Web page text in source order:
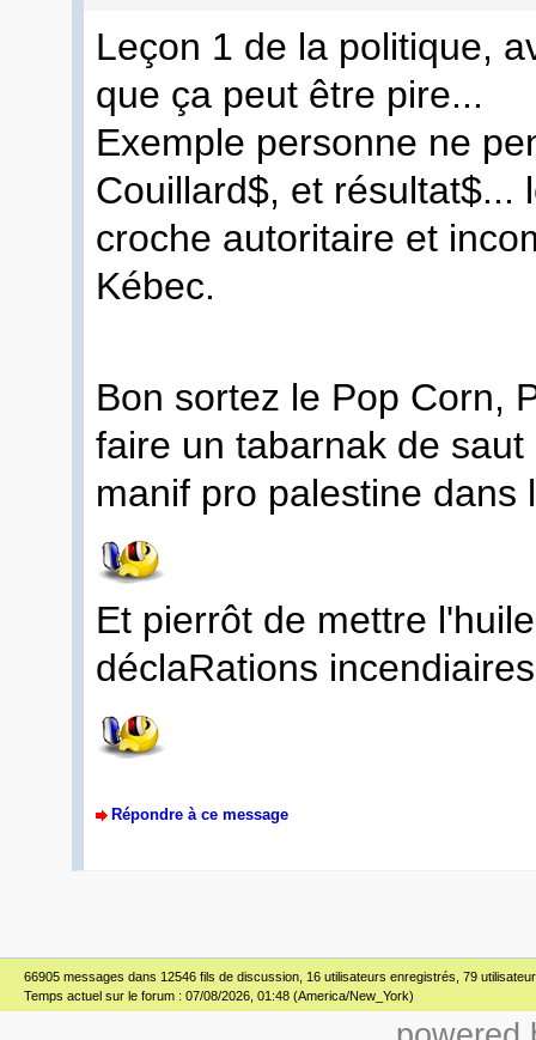
Leçon 1 de la politique,
que ça peut être pire...
Exemple personne ne
Couillard$, et résultat$...
croche autoritaire et
Kébec.
Bon sortez le Pop Corn,
faire un tabarnak de
manif pro palestine dans
Et pierrôt de mettre
déclaRations
Répondre à ce message
66905 messages dans 12546 fils de discussion, 16 utilisateurs enregistrés, 79
Temps actuel sur le forum : 07/08/2026, 01:48 (America/New_York)